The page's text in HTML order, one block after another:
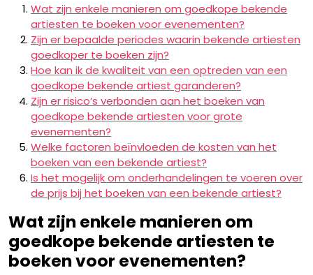
Wat zijn enkele manieren om goedkope bekende
artiesten te boeken voor evenementen?
Zijn er bepaalde periodes waarin bekende artiesten
goedkoper te boeken zijn?
Hoe kan ik de kwaliteit van een optreden van een
goedkope bekende artiest garanderen?
Zijn er risico’s verbonden aan het boeken van
goedkope bekende artiesten voor grote
evenementen?
Welke factoren beïnvloeden de kosten van het
boeken van een bekende artiest?
Is het mogelijk om onderhandelingen te voeren over
de prijs bij het boeken van een bekende artiest?
Wat zijn enkele manieren om
goedkope bekende artiesten te
boeken voor evenementen?